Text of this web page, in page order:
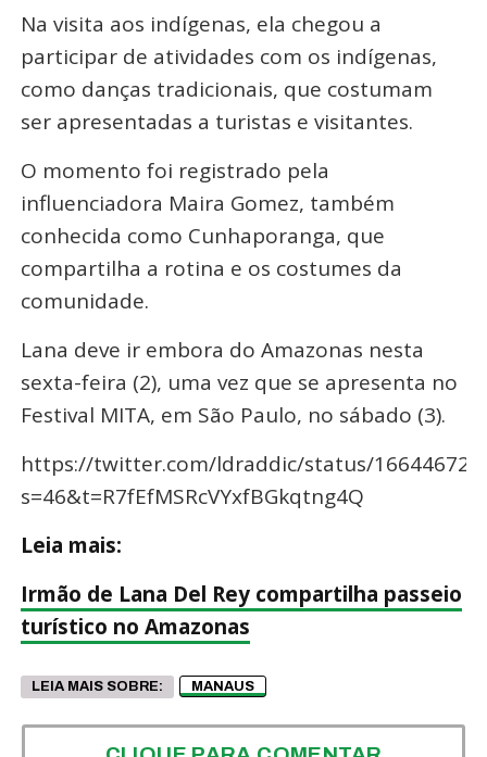
Na visita aos indígenas, ela chegou a
participar de atividades com os indígenas,
como danças tradicionais, que costumam
ser apresentadas a turistas e visitantes.
O momento foi registrado pela
influenciadora Maira Gomez, também
conhecida como Cunhaporanga, que
compartilha a rotina e os costumes da
comunidade.
Lana deve ir embora do Amazonas nesta
sexta-feira (2), uma vez que se apresenta no
Festival MITA, em São Paulo, no sábado (3).
https://twitter.com/ldraddic/status/
s=46&t=R7fEfMSRcVYxfBGkqtng4Q
Leia mais:
Irmão de Lana Del Rey compartilha passeio
turístico no Amazonas
LEIA MAIS SOBRE: MANAUS